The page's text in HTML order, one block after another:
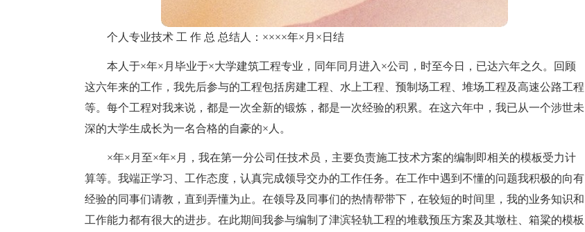
个人专业技术 工 作 总 总结人：××××年×月×日结
本人于×年×月毕业于×大学建筑工程专业，同年同月进入×公司，时至今日，已达六年之久。回顾
这六年来的工作，我先后参与的工程包括房建工程、水上工程、预制场工程、堆场工程及高速公路工程
等。每个工程对我来说，都是一次全新的锻炼，都是一次经验的积累。在这六年中，我已从一个涉世未
深的大学生成长为一名合格的自豪的×人。
×年×月至×年×月，我在第一分公司任技术员，主要负责施工技术方案的编制即相关的模板受力计
算等。我端正学习、工作态度，认真完成领导交办的工作任务。在工作中遇到不懂的问题我积极的向有
经验的同事们请教，直到弄懂为止。在领导及同事们的热情帮带下，在较短的时间里，我的业务知识和
工作能力都有很大的进步。在此期间我参与编制了津滨轻轨工程的堆载预压方案及其墩柱、箱粱的模板